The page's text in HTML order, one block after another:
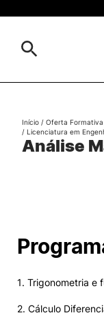
Estudar
II&D e
Pesquisa
Análise
Início / Oferta Formativa
/ Licenciatura em
1. Trigonometria e
2. Cálculo